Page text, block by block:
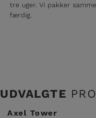
tre uger. Vi pakker
færdig.
UDVALGTE
Axel Tower